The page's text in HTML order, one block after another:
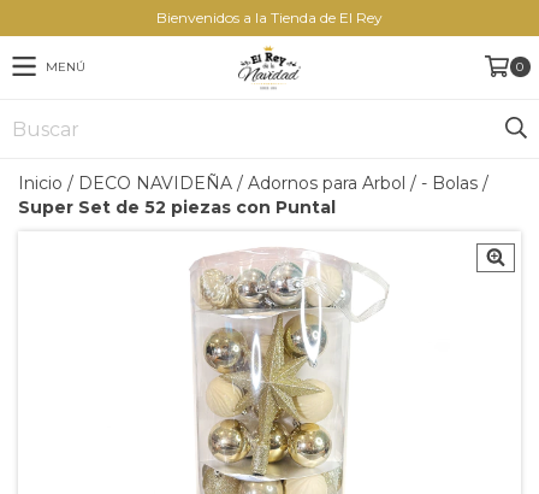
Bienvenidos a la Tienda de El Rey
MENÚ 0
Inicio / DECO NAVIDEÑA / Adornos para Arbol / - Bolas /
Super Set de 52 piezas con Puntal